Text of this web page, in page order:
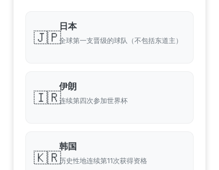
🇯🇵
日本
全球第一支晋级的球队（不包括东道主）
🇮🇷
伊朗
连续第四次参加世界杯
🇰🇷
韩国
历史性地连续第11次获得资格